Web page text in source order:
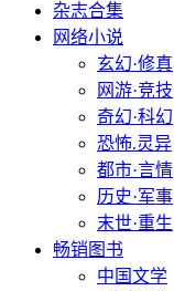
杂志合集
网络小说
玄幻·修真
网游·竞技
奇幻·科幻
恐怖.灵异
都市·言情
历史·军事
末世·重生
畅销图书
中国文学